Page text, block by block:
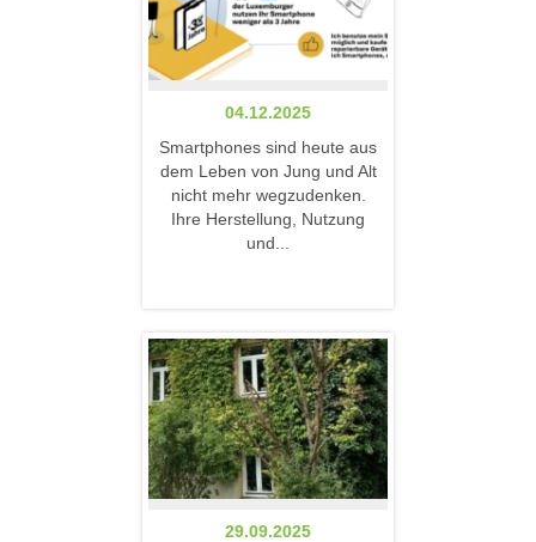
04.12.2025
Smartphones sind heute aus
dem Leben von Jung und Alt
nicht mehr wegzudenken.
Ihre Herstellung, Nutzung
und...
29.09.2025